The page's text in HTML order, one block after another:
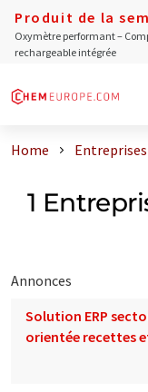
Produit de la
Oxymètre performant –
rechargeable intégrée
Home Entreprises
1
Annonces
Solution ERP
orientée recettes